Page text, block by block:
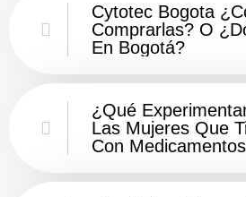
Cytotec Bogota
Comprarlas? O
En Bogotá?
¿Qué
Las Mujeres Que
Con